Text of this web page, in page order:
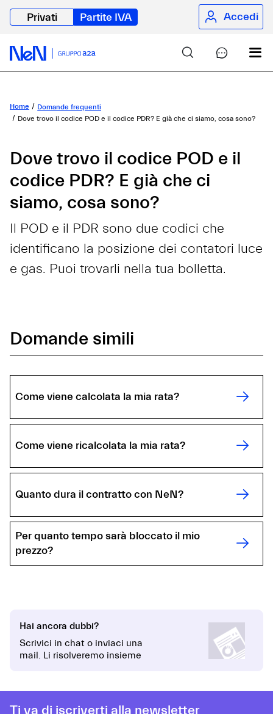
Privati Partite IVA Accedi
Home
Domande frequenti
Dove trovo il codice POD e il codice PDR? E già che ci siamo, cosa sono?
Dove trovo il codice POD e il
codice PDR? E già che ci
siamo, cosa sono?
Il POD e il PDR sono due codici che
identificano la posizione dei contatori luce
e gas. Puoi trovarli nella tua bolletta.
Domande simili
Come viene calcolata la mia rata?
Come viene ricalcolata la mia rata?
Quanto dura il contratto con NeN?
Per quanto tempo sarà bloccato il mio
prezzo?
Hai ancora dubbi?
Scrivici in chat o inviaci una
mail. Li risolveremo insieme
Ti va di iscriverti alla newsletter